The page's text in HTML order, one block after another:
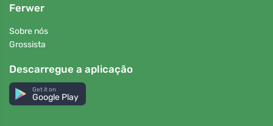
Ferwer
Sobre nós
Grossista
Descarregue a aplicação
Get it on
Google Play